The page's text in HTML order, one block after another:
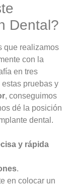
Dental?
que realizamos
con la
en tres
pruebas y
, conseguimos
dé la posición
dental.
y rápida
.
en colocar un